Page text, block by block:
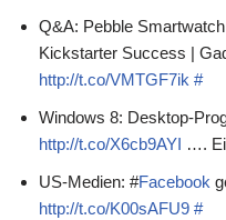
Q&A: Pebble
Kickstarter Success |
http://t.co/VMTGF7ik #
Windows 8: Desktop-
http://t.co/X6cb9AYI ….
US-Medien: #Facebook
http://t.co/K00sAFU9 #